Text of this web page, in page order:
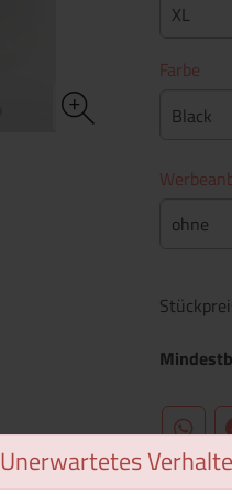
Unerwartetes
XL
Farbe
Black
ohne